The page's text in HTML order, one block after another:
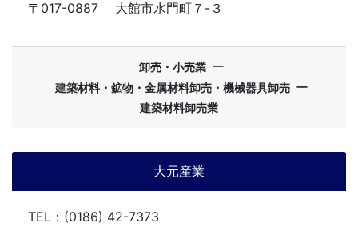
〒017-0887 大館市水門町７-３
卸売・小売業 ー
建築材料・鉱物・金属材料卸売・機械器具卸売 ー
建築材料卸売業
大元産業
TEL：(0186) 42-7373